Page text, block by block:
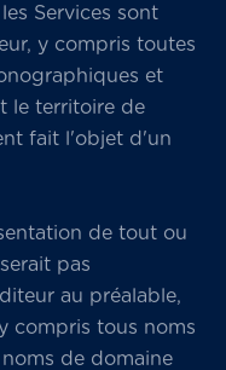
Services sont
y compris toutes
et
le territoire de
fait l'objet d'un
de tout ou
pas
au préalable,
compris tous noms
de domaine